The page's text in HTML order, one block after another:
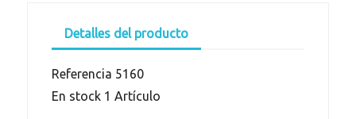
Detalles del producto
Referencia 5160
En stock 1 Artículo